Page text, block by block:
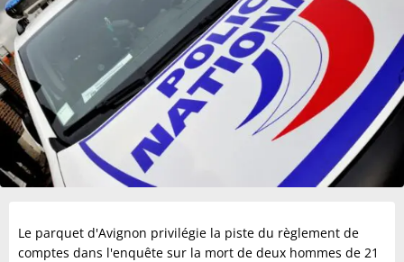
Le parquet d'Avignon privilégie la piste du règlement de
comptes dans l'enquête sur la mort de deux hommes de 21